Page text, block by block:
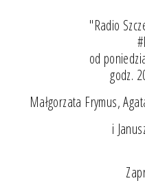
"Radio
od
godz.
Małgorzata Frymus,
i